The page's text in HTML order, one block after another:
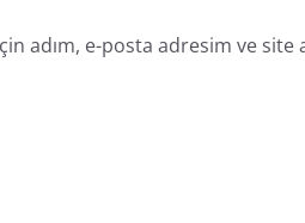
adım, e-posta adresim ve site